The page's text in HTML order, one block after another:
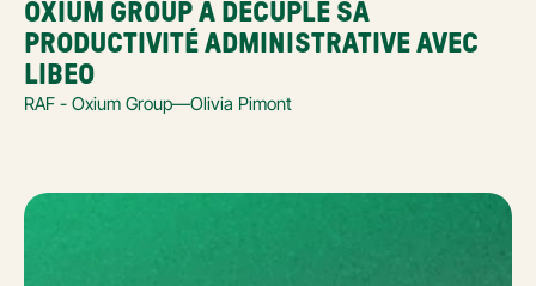
OXIUM GROUP A DÉCUPLÉ SA
PRODUCTIVITÉ ADMINISTRATIVE AVEC
LIBEO
RAF - Oxium Group—Olivia Pimont